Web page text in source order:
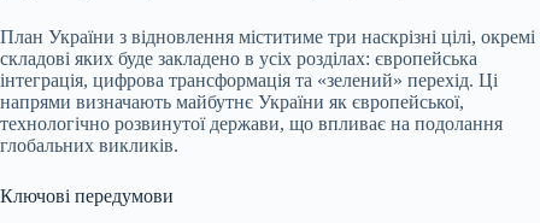
План України з відновлення міститиме три наскрізні цілі, окремі
складові яких буде закладено в усіх розділах: європейська
інтеграція, цифрова трансформація та «зелений» перехід. Ці
напрями визначають майбутнє України як європейської,
технологічно розвинутої держави, що впливає на подолання
глобальних викликів.
Ключові передумови